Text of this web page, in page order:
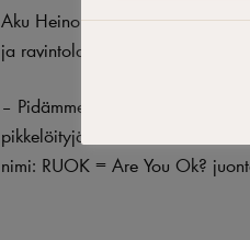
Aku Heinonen luotsaa
ja ravintolakokemus ovat huippua
– Pidämme burgerit
pikkelöityjä kasviksia. Tärkein
nimi: RUOK = Are You Ok?